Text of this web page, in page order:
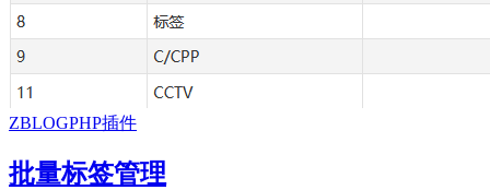
ZBLOGPHP插件
批量标签管理